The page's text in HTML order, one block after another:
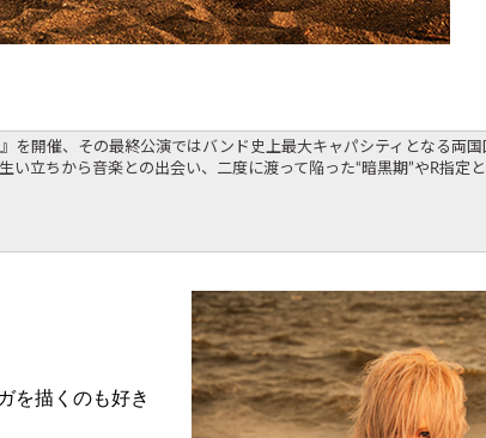
開催、その最終公演ではバンド史上最大キャパシティとなる両国
立ちから音楽との出会い、二度に渡って陥った“暗黒期”やR指定
を描くのも好き